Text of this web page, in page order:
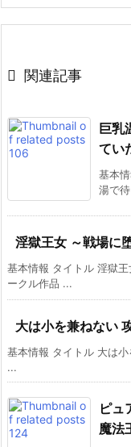
 関連記事
巨乳
てい
基本
湯で
淫獄王女 ～戦場に
基本情報 タイトル 淫獄
ークル作品 ...
大は小を兼ねない
基本情報 タイトル 大は
...
ピュ
魔法